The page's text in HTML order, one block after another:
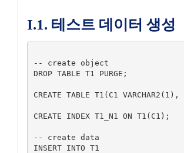
I.1. 테스트 데이터 생성
-- create object
DROP TABLE T1 PURGE;
CREATE TABLE T1(C1
CREATE INDEX T1_N1 ON T1(C1);
-- create data
INSERT INTO T1